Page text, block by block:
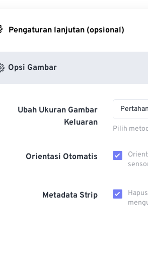
Pengaturan lanjutan (opsional)
Opsi Gambar
Ubah Ukuran Gambar
Keluaran
Pilih
Orientasi Otomatis
Metadata Strip